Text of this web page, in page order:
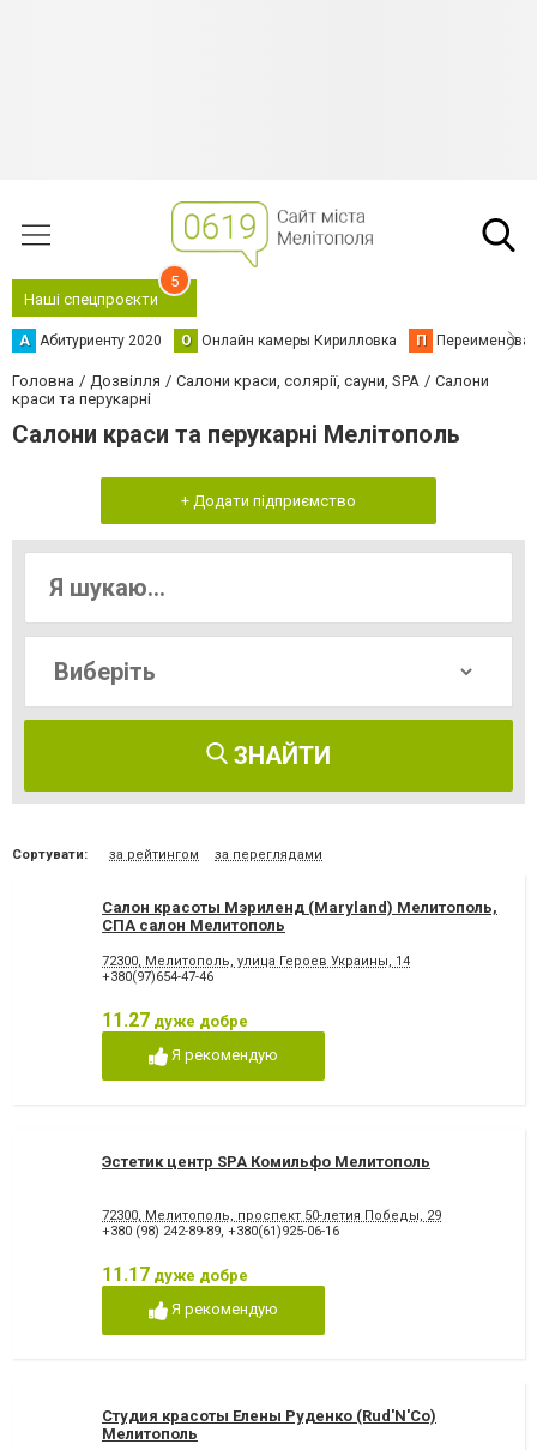
Наші спецпроєкти
5
А Абитуриенту 2020 О Онлайн камеры Кирилловка П
Головна Дозвілля Салони краси, солярії, сауни, SPA
Салони
краси та перукарні
Салони краси та перукарні Мелітополь
+ Додати підприємство
ЗНАЙТИ
Сортувати: за рейтингом за переглядами
Салон красоты Мэриленд (Maryland) Мелитополь,
СПА салон Мелитополь
72300, Мелитополь, улица Героев Украины, 14
+380(97)654-47-46
11.27 дуже добре
Я рекомендую
Эстетик центр SPA Комильфо Мелитополь
72300, Мелитополь, проспект 50-летия Победы, 29
+380 (98) 242-89-89, +380(61)925-06-16
11.17 дуже добре
Я рекомендую
Студия красоты Елены Руденко (Rud'N'Co)
Мелитополь